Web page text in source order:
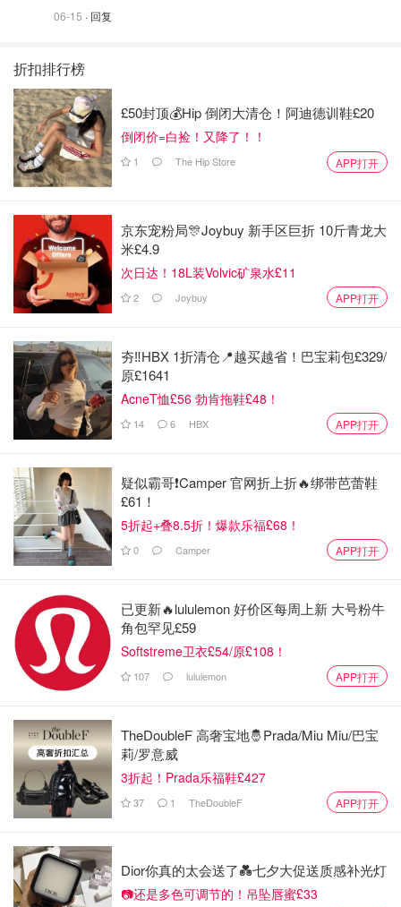
06-15 · 回复
折扣排行榜
£50封顶💰Hip 倒闭大清仓！阿迪德训鞋£20
倒闭价=白捡！又降了！！
1 The Hip Store APP打开
京东宠粉局🎊Joybuy 新手区巨折 10斤青龙大
米£4.9
次日达！18L装Volvic矿泉水£11
2 Joybuy APP打开
夯‼️HBX 1折清仓📍越买越省！巴宝莉包£329/
原£1641
AcneT恤£56 勃肯拖鞋£48！
14 6 HBX APP打开
疑似霸哥❗️Camper 官网折上折🔥绑带芭蕾鞋
£61！
5折起+叠8.5折！爆款乐福£68！
0 Camper APP打开
已更新🔥lululemon 好价区每周上新 大号粉牛
角包罕见£59
Softstreme卫衣£54/原£108！
107 lululemon APP打开
TheDoubleF 高奢宝地🤴Prada/Miu Miu/巴宝
莉/罗意威
3折起！Prada乐福鞋£427
37 1 TheDoubleF APP打开
Dior你真的太会送了💑七夕大促送质感补光灯
📷还是多色可调节的！吊坠唇蜜£33